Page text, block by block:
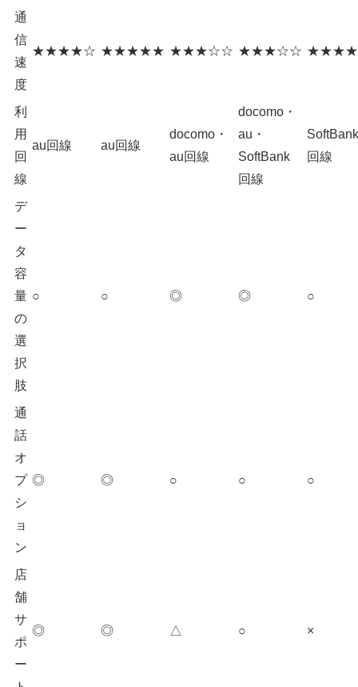
通
信
速
度
★★★★☆ ★★★★★ ★★★☆☆ ★★★☆☆
利
用
回
線
au回線 au回線
docomo・
au回線
docomo・
au・
SoftBank
回線
SoftBank
回線
デ
ー
タ
容
量
の
選
択
肢
○ ○ ◎ ◎ ○
通
話
オ
プ
シ
ョ
ン
◎ ◎ ○ ○ ○
店
舗
サ
ポ
ー
◎ ◎ △ ○ ×